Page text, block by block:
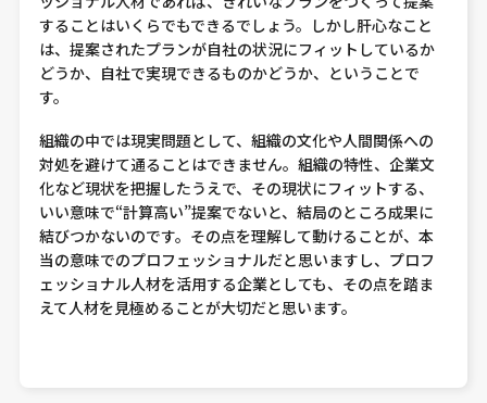
することはいくらでもできるでしょう。しかし肝心なこと
は、提案されたプランが自社の状況にフィットしているか
どうか、自社で実現できるものかどうか、ということで
す。
組織の中では現実問題として、組織の文化や人間関係への
対処を避けて通ることはできません。組織の特性、企業文
化など現状を把握したうえで、その現状にフィットする、
いい意味で“計算高い”提案でないと、結局のところ成果に
結びつかないのです。その点を理解して動けることが、本
当の意味でのプロフェッショナルだと思いますし、プロフ
ェッショナル人材を活用する企業としても、その点を踏ま
えて人材を見極めることが大切だと思います。